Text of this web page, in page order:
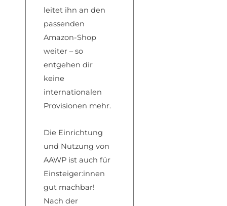
leitet ihn an den
passenden
Amazon-Shop
weiter – so
entgehen dir
keine
internationalen
Provisionen mehr.
Die Einrichtung
und Nutzung von
AAWP ist auch für
Einsteiger:innen
gut machbar!
Nach der